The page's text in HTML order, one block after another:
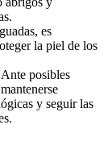
es
la piel de los
Ante posibles
y seguir las